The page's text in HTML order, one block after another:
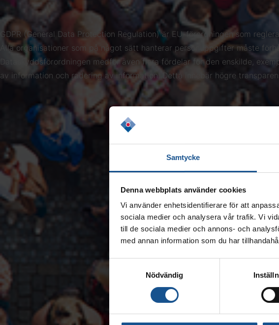
Samtycke
Denna webbplats använder cookies
Vi använder enhetsidentifierare för att
sociala medier och analysera vår trafik. Vi
till de sociala medier och annons- och
med annan information som du har
Nödvändig
GDPR (General Data Protection Regulation) är EU-förordningen som
Alla organisationer som på något sätt hanterar personuppgifter måste
Dataskyddsförordningen medför även flera fördelar för den enskilde,
av information och radering av information. Detta innebär högre